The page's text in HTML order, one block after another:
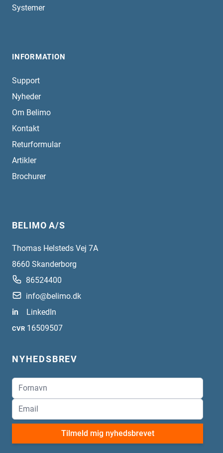
Systemer
INFORMATION
Support
Nyheder
Om Belimo
Kontakt
Returformular
Artikler
Brochurer
BELIMO A/S
Thomas Helsteds Vej 7A
8660 Skanderborg
86524400
info@belimo.dk
in
LinkedIn
CVR 16509507
NYHEDSBREV
Tilmeld mig nyhedsbrevet